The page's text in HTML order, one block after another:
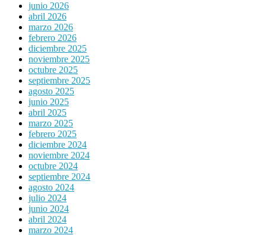
junio 2026
abril 2026
marzo 2026
febrero 2026
diciembre 2025
noviembre 2025
octubre 2025
septiembre 2025
agosto 2025
junio 2025
abril 2025
marzo 2025
febrero 2025
diciembre 2024
noviembre 2024
octubre 2024
septiembre 2024
agosto 2024
julio 2024
junio 2024
abril 2024
marzo 2024